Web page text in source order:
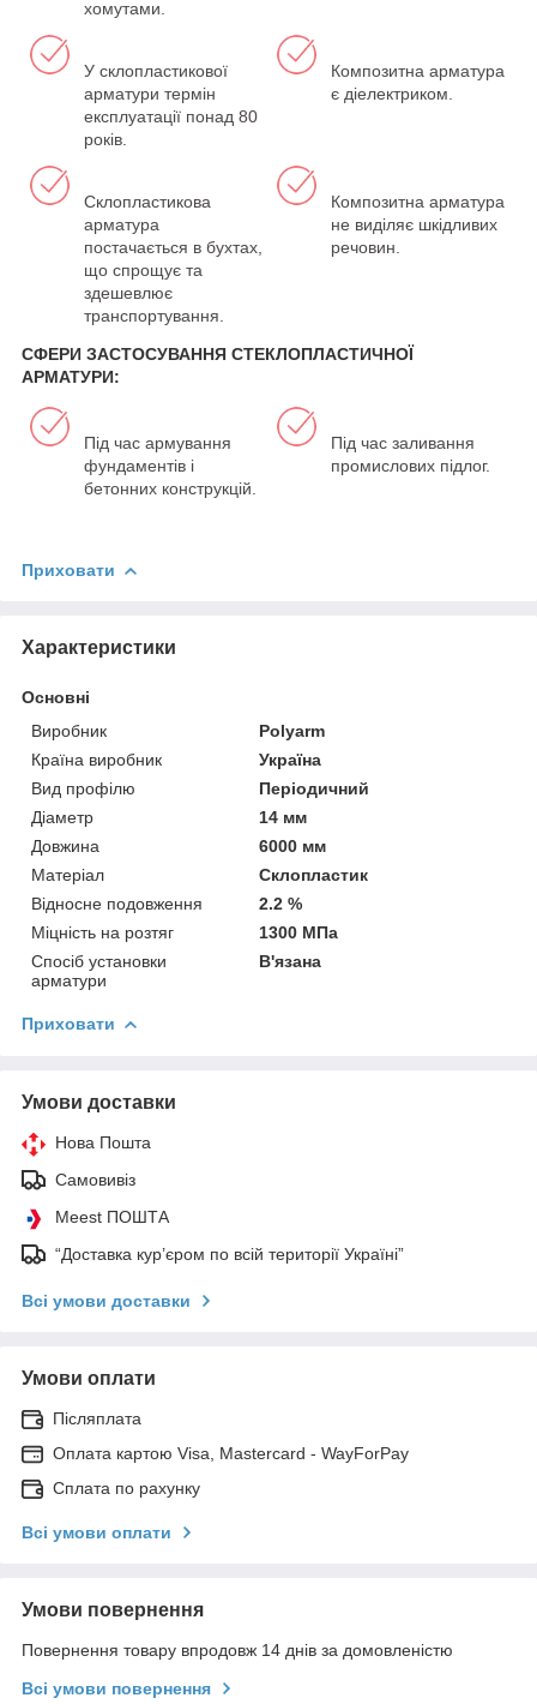
хомутами.
У склопластикової
арматури термін
експлуатації понад 80
років.
Композитна арматура
є діелектриком.
Склопластикова
арматура
постачається в бухтах,
що спрощує та
здешевлює
транспортування.
Композитна арматура
не виділяє шкідливих
речовин.
СФЕРИ ЗАСТОСУВАННЯ СТЕКЛОПЛАСТИЧНОЇ
АРМАТУРИ:
Під час армування
фундаментів і
бетонних конструкцій.
Під час заливання
промислових підлог.
Приховати
Характеристики
Основні
Виробник
Polyarm
Країна виробник
Україна
Вид профілю
Періодичний
Діаметр
14 мм
Довжина
6000 мм
Матеріал
Склопластик
Відносне подовження
2.2 %
Міцність на розтяг
1300 МПа
Спосіб установки
арматури
В'язана
Приховати
Умови доставки
Нова Пошта
Самовивіз
Meest ПОШТА
“Доставка кур’єром по всій території Україні”
Всі умови доставки
Умови оплати
Післяплата
Оплата картою Visa, Mastercard - WayForPay
Сплата по рахунку
Всі умови оплати
Умови повернення
Повернення товару впродовж 14 днів за домовленістю
Всі умови повернення